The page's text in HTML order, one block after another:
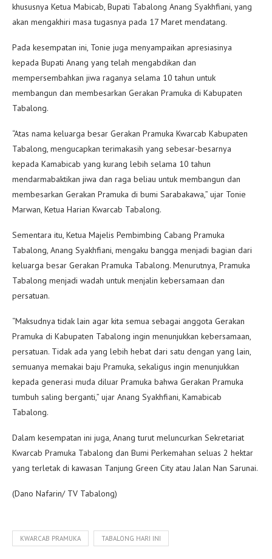
khususnya Ketua Mabicab, Bupati Tabalong Anang Syakhfiani, yang
akan mengakhiri masa tugasnya pada 17 Maret mendatang.
Pada kesempatan ini, Tonie juga menyampaikan apresiasinya
kepada Bupati Anang yang telah mengabdikan dan
mempersembahkan jiwa raganya selama 10 tahun untuk
membangun dan membesarkan Gerakan Pramuka di Kabupaten
Tabalong.
“Atas nama keluarga besar Gerakan Pramuka Kwarcab Kabupaten
Tabalong, mengucapkan terimakasih yang sebesar-besarnya
kepada Kamabicab yang kurang lebih selama 10 tahun
mendarmabaktikan jiwa dan raga beliau untuk membangun dan
membesarkan Gerakan Pramuka di bumi Sarabakawa,” ujar Tonie
Marwan, Ketua Harian Kwarcab Tabalong.
Sementara itu, Ketua Majelis Pembimbing Cabang Pramuka
Tabalong, Anang Syakhfiani, mengaku bangga menjadi bagian dari
keluarga besar Gerakan Pramuka Tabalong. Menurutnya, Pramuka
Tabalong menjadi wadah untuk menjalin kebersamaan dan
persatuan.
“Maksudnya tidak lain agar kita semua sebagai anggota Gerakan
Pramuka di Kabupaten Tabalong ingin menunjukkan kebersamaan,
persatuan. Tidak ada yang lebih hebat dari satu dengan yang lain,
semuanya memakai baju Pramuka, sekaligus ingin menunjukkan
kepada generasi muda diluar Pramuka bahwa Gerakan Pramuka
tumbuh saling berganti,” ujar Anang Syakhfiani, Kamabicab
Tabalong.
Dalam kesempatan ini juga, Anang turut meluncurkan Sekretariat
Kwarcab Pramuka Tabalong dan Bumi Perkemahan seluas 2 hektar
yang terletak di kawasan Tanjung Green City atau Jalan Nan Sarunai.
(Dano Nafarin/ TV Tabalong)
KWARCAB PRAMUKA TABALONG HARI INI